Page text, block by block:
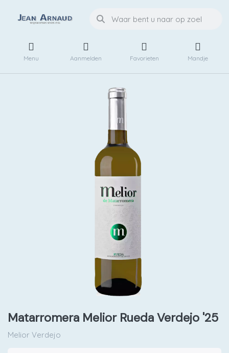
Menu Aanmelden Favorieten Mandje
Matarromera Melior Rueda Verdejo '25
Melior Verdejo